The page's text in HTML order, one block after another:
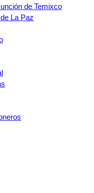
de Temixco
La Paz